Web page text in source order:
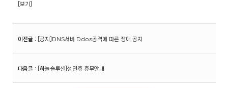
[보기]
이전글 : [공지]DNS서버 Ddos공격에 따른 장애 공지
다음글 : [하늘솔루션]설연휴 휴무안내